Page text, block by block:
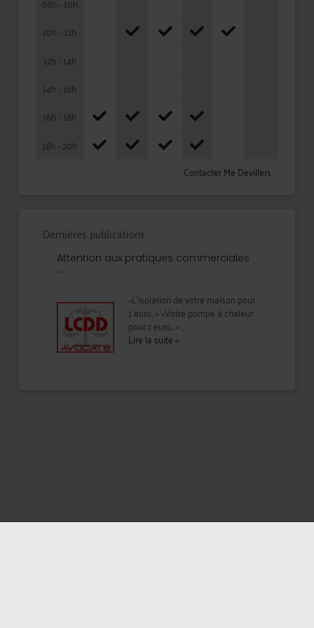
10h - 12h
12h - 14h
14h - 16h
16h - 18h
18h - 20h
Contacter Me Devillers
Dernières publications
Attention aux pratiques commerciales
...
«L’isolation de votre maison pour
1 euro…» «Votre pompe à chaleur
pour 1 euro…» ...
Lire la suite››